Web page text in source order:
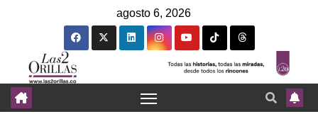
agosto 6, 2026